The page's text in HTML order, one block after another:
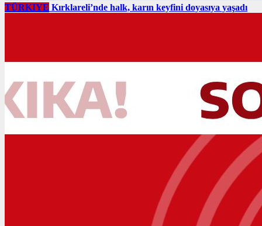
TÜRKIYE Kırklareli’nde halk, karın keyfini doyasıya yaşadı